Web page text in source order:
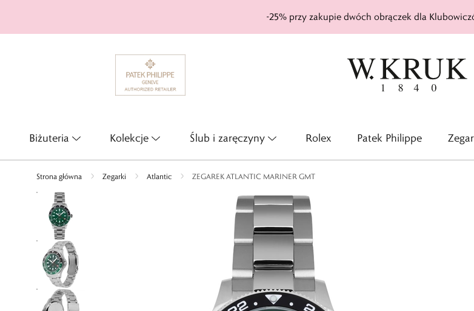
-25% przy zakupie dwóch obrączek dla
Biżuteria Kolekcje Ślub i zaręczyny Rolex Patek Philippe
Strona główna Zegarki Atlantic ZEGAREK ATLANTIC MARINER GMT